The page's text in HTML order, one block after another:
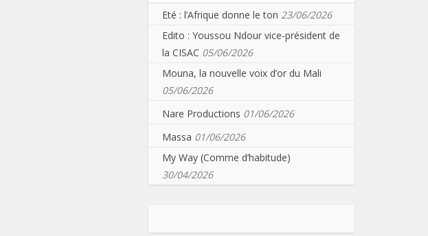
Eté : l’Afrique donne le ton 23/06/2026
Edito : Youssou Ndour vice-président de
la CISAC 05/06/2026
Mouna, la nouvelle voix d’or du Mali
05/06/2026
Nare Productions 01/06/2026
Massa 01/06/2026
My Way (Comme d’habitude)
30/04/2026